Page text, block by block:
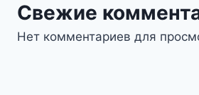
Свежие
Нет комментариев для